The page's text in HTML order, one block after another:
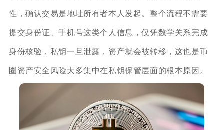
性，确认交易是地址所有者本人发起。整个流程不需要
提交身份证、手机号这类个人信息，仅凭数学关系完成
身份核验，私钥一旦泄露，资产就会被转移，这也是币
圈资产安全风险大多集中在私钥保管层面的根本原因。